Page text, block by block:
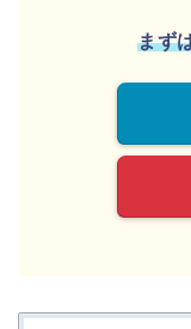
まず